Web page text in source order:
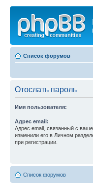
Список форумов
Отослать пароль
Имя пользователя:
Адрес email:
Адрес email, связанный с
изменили его в Личном
при регистрации.
Список форумов